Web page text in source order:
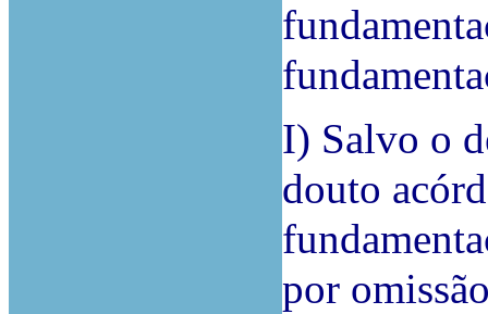
I) Salvo o
douto
por